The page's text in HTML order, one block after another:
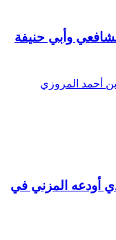
وأبي حنيفة
أحمد المروزي
أودعه المزني في